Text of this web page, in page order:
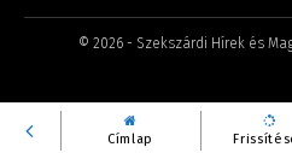
Címlap
© 2026- Szekszárdi Hírek és